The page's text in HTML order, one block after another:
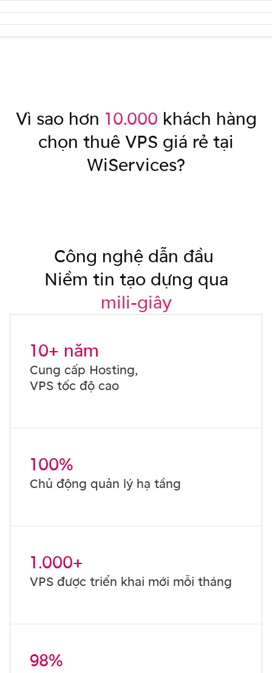
Vì sao hơn 10.000 khách hàng
chọn thuê VPS giá rẻ tại
WiServices?
Công nghệ dẫn đầu
Niềm tin tạo dựng qua
mili-giây
10+ năm
Cung cấp Hosting,
VPS tốc độ cao
100%
Chủ động quản lý hạ tầng
1.000+
VPS được triển khai mới mỗi tháng
98%